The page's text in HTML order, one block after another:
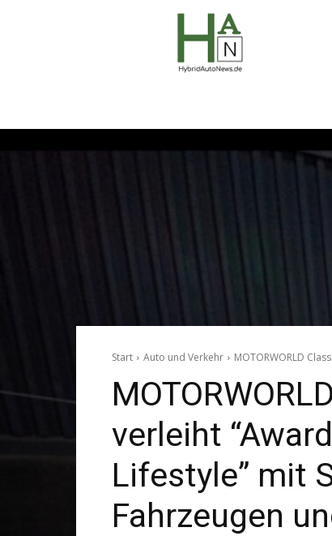
Hybridautonews.de
Start Auto und Verkehr MOTORWORLD
verleiht
Lifestyle” mit
Fahrzeugen